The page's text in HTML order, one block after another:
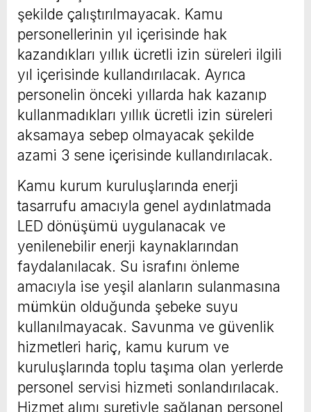
şekilde çalıştırılmayacak. Kamu
personellerinin yıl içerisinde hak
kazandıkları yıllık ücretli izin süreleri ilgili
yıl içerisinde kullandırılacak. Ayrıca
personelin önceki yıllarda hak kazanıp
kullanmadıkları yıllık ücretli izin süreleri
aksamaya sebep olmayacak şekilde
azami 3 sene içerisinde kullandırılacak.
Kamu kurum kuruluşlarında enerji
tasarrufu amacıyla genel aydınlatmada
LED dönüşümü uygulanacak ve
yenilenebilir enerji kaynaklarından
faydalanılacak. Su israfını önleme
amacıyla ise yeşil alanların sulanmasına
mümkün olduğunda şebeke suyu
kullanılmayacak. Savunma ve güvenlik
hizmetleri hariç, kamu kurum ve
kuruluşlarında toplu taşıma olan yerlerde
personel servisi hizmeti sonlandırılacak.
Hizmet alımı suretiyle sağlanan personel